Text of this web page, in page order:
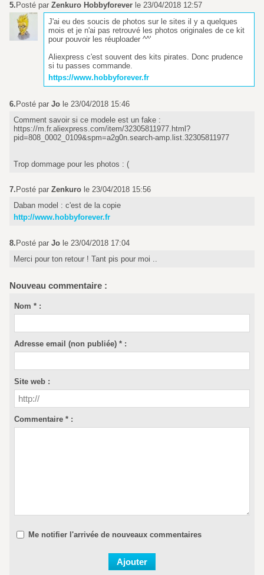
5. Posté par Zenkuro Hobbyforever le 23/04/2018 12:57
J'ai eu des soucis de photos sur le sites il y a quelques
mois et je n'ai pas retrouvé les photos originales de ce kit
pour pouvoir les réuploader ^^'
Aliexpress c'est souvent des kits pirates. Donc prudence
si tu passes commande.
https://www.hobbyforever.fr
6. Posté par Jo le 23/04/2018 15:46
Comment savoir si ce modele est un fake :
https://m.fr.aliexpress.com/item/32305811977.html?
pid=808_0002_0109&spm=a2g0n.search-amp.list.32305811977
Trop dommage pour les photos : (
7. Posté par Zenkuro le 23/04/2018 15:56
Daban model : c'est de la copie
http://www.hobbyforever.fr
8. Posté par Jo le 23/04/2018 17:04
Merci pour ton retour ! Tant pis pour moi ..
Nouveau commentaire :
Nom * :
Adresse email (non publiée) * :
Site web :
Commentaire * :
Me notifier l'arrivée de nouveaux commentaires